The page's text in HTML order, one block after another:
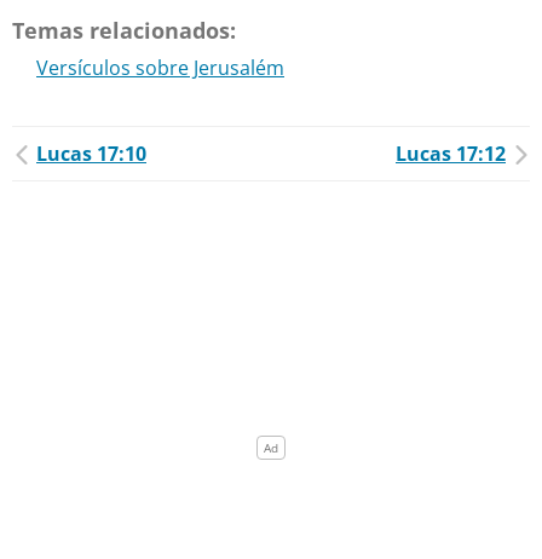
Temas relacionados:
Versículos sobre Jerusalém
Lucas 17:10 Lucas 17:12